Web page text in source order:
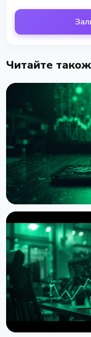
Читайте також
MetaMask
для автономної
7 серпня 2026 р. 4 хв